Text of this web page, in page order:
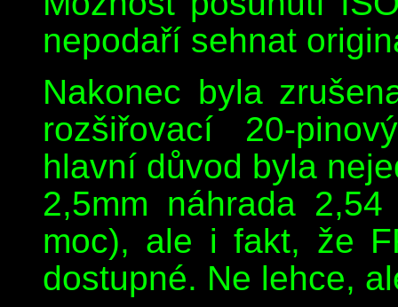
nepodaří sehnat
Nakonec byla
rozšiřovací 20-
hlavní důvod byla
2,5mm náhrada
moc), ale i fakt, že
dostupné. Ne lehce,